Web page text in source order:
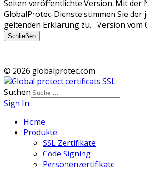
Schließen
© 2026 globalprotec.com
Suchen
Sign In
Home
Produkte
SSL Zertifikate
Code Signing
Personenzertifikate